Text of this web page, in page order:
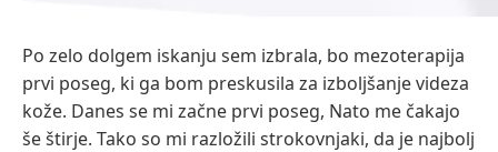
Po zelo dolgem iskanju sem izbrala, bo mezoterapija
prvi poseg, ki ga bom preskusila za izboljšanje videza
kože. Danes se mi začne prvi poseg, Nato me čakajo
še štirje. Tako so mi razložili strokovnjaki, da je najbolj